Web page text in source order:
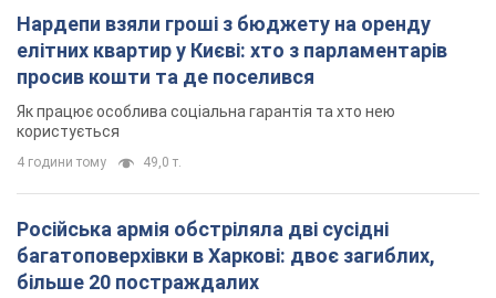
Нардепи взяли гроші з бюджету на оренду
елітних квартир у Києві: хто з парламентарів
просив кошти та де поселився
Як працює особлива соціальна гарантія та хто нею
користується
4 години тому 49,0 т.
Російська армія обстріляла дві сусідні
багатоповерхівки в Харкові: двоє загиблих,
більше 20 постраждалих